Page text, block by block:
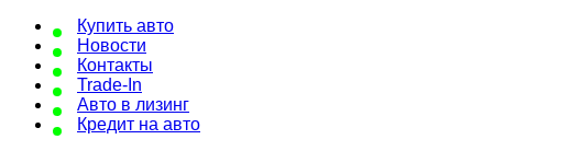
Купить авто
Новости
Контакты
Trade-In
Авто в лизинг
Кредит на авто